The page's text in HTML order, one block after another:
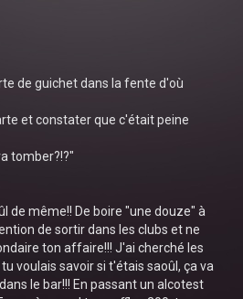
de guichet dans la fente d'où
et constater que c'était peine
tomber?!?"
de même!! De boire "une douze" à
de sortir dans les clubs et ne
ton affaire!!! J'ai cherché les
voulais savoir si t'étais saoûl, ça va
le bar!!! En passant un alcotest